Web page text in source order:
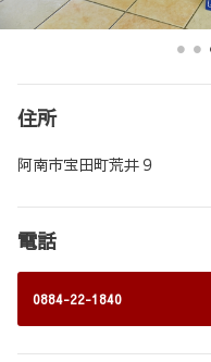
住所
阿南市宝田町荒井９
電話
0884-22-1840